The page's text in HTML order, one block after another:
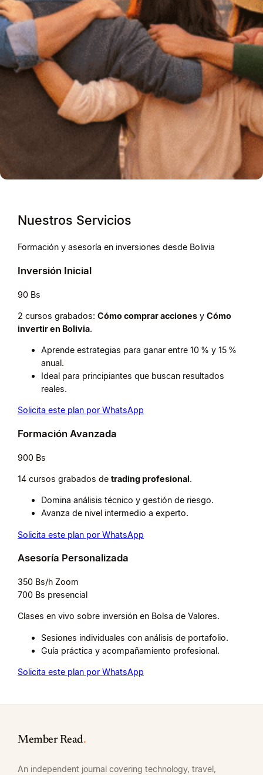
Nuestros Servicios
Formación y asesoría en inversiones desde Bolivia
Inversión Inicial
90 Bs
2 cursos grabados: Cómo comprar acciones y Cómo
invertir en Bolivia.
Aprende estrategias para ganar entre 10 % y 15 %
anual.
Ideal para principiantes que buscan resultados
reales.
Solicita este plan por WhatsApp
Formación Avanzada
900 Bs
14 cursos grabados de trading profesional.
Domina análisis técnico y gestión de riesgo.
Avanza de nivel intermedio a experto.
Solicita este plan por WhatsApp
Asesoría Personalizada
350 Bs/h Zoom
700 Bs presencial
Clases en vivo sobre inversión en Bolsa de Valores.
Sesiones individuales con análisis de portafolio.
Guía práctica y acompañamiento profesional.
Solicita este plan por WhatsApp
Member Read.
An independent journal covering technology, travel,